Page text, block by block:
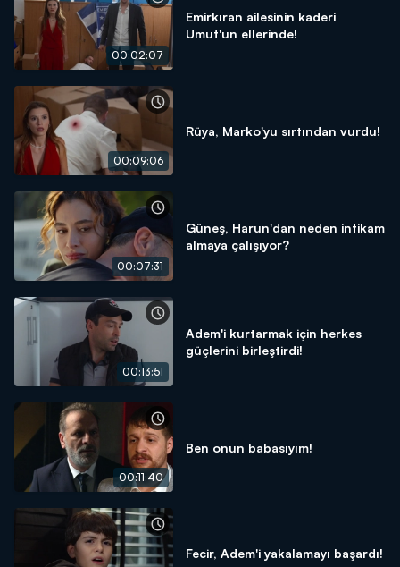
00:02:07
Emirkıran ailesinin kaderi
Umut'un ellerinde!
00:09:06
Rüya, Marko'yu sırtından vurdu!
00:07:31
Güneş, Harun'dan neden intikam
almaya çalışıyor?
00:13:51
Adem'i kurtarmak için herkes
güçlerini birleştirdi!
00:11:40
Ben onun babasıyım!
Fecir, Adem'i yakalamayı başardı!